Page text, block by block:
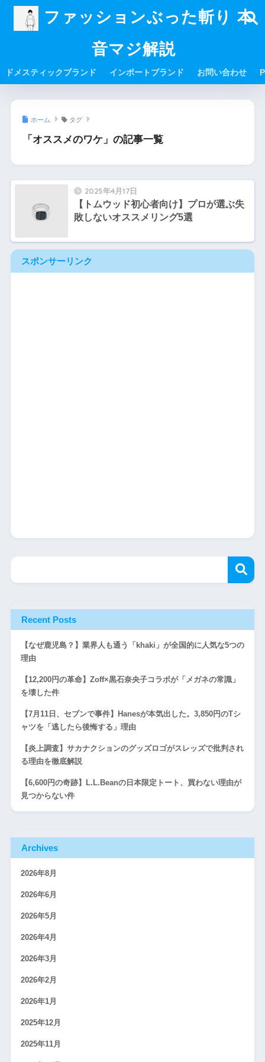
ファッションぶった斬り 本
音マジ解説
ドメスティックブランド インポートブランド お問い合わせ
ホーム タグ
「オススメのワケ」の記事一覧
2025年4月17日
【トムウッド初心者向け】プロが選ぶ失
敗しないオススメリング5選
スポンサーリンク
Recent Posts
【なぜ鹿児島？】業界人も通う「khaki」が全国的に人気な5つの
理由
【12,200円の革命】Zoff×黒石奈央子コラボが「メガネの常識」
を壊した件
【7月11日、セブンで事件】Hanesが本気出した。3,850円のTシ
ャツを「逃したら後悔する」理由
【炎上調査】サカナクションのグッズロゴがスレッズで批判され
る理由を徹底解説
【6,600円の奇跡】L.L.Beanの日本限定トート、買わない理由が
見つからない件
Archives
2026年8月
2026年6月
2026年5月
2026年4月
2026年3月
2026年2月
2026年1月
2025年12月
2025年11月